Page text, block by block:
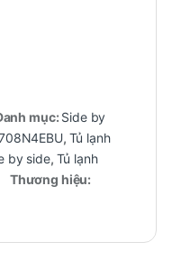
mục: Side by
, Tủ lạnh
by side, Tủ lạnh
Thương hiệu: